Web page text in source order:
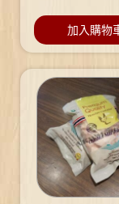
加入購物